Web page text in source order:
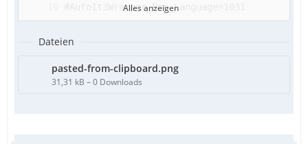
Alles anzeigen
Dateien
pasted-from-clipboard.png
31,31 kB – 0 Downloads